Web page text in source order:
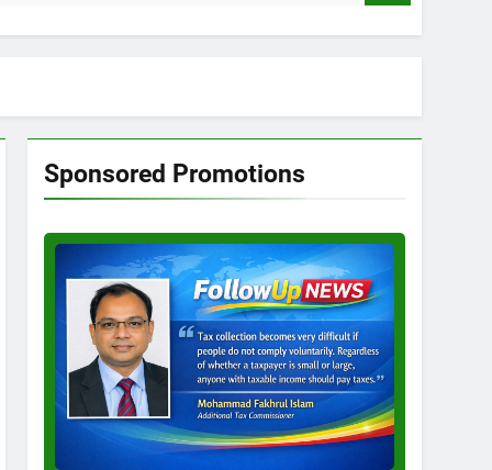
Sponsored Promotions
Test
Ad
3